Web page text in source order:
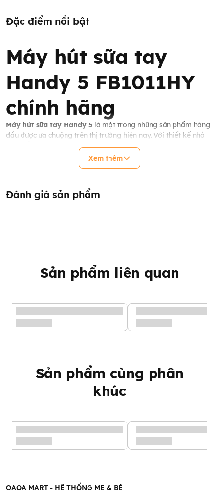
Đặc điểm nổi bật
Máy hút sữa tay
Handy 5 FB1011HY
chính hãng
Máy hút sữa tay Handy 5là một trong những sản phẩm hàng
đầu được ưa chuộng trên thị trường hiện nay. Với thiết kế nhỏ
gọn, dễ sử dụng và vệ sinh, Handy 5 giúp mẹ bầu sau sinh giải
quyết vấn đề dư sữa, căng tức trong giai đoạn cho con bú.
Máy hút sữa tay Handy 5
Thiết kế và công dụng
Handy 5
Xem thêm
Đánh giá sản phẩm
Sản phẩm liên quan
Sản phẩm cùng phân
khúc
OAOA MART - HỆ THỐNG MẸ & BÉ